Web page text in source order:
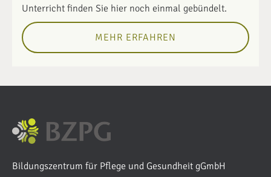
Unterricht finden Sie hier noch einmal gebündelt.
MEHR ERFAHREN
Bildungszentrum für Pflege und Gesundheit gGmbH